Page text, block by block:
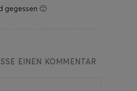
gegessen 🙂
EINEN KOMMENTAR